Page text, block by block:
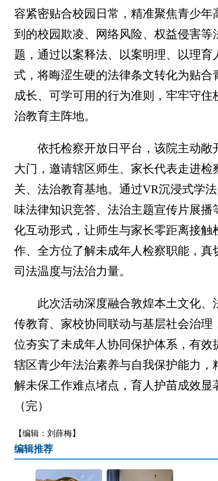
容紧密贴合校园日常，精准聚焦青少年
到的校园欺凌、网络风险、权益侵害等
题，通过以案释法、以案明理、以理育
式，将晦涩生硬的法律条文转化为贴合
成长、可学可用的行为准则，牢牢守住
治教育主阵地。
依托检察开放日平台，该院主动敞
大门，邀请辖区师生、家长代表走进检
关、法治教育基地。通过VR沉浸式学
味法律知识竞答、法治主题宣传片展播
化互动形式，让师生与家长零距离接触
作、全方位了解未成年人检察职能，真
司法温度与法治力量。
此次活动深度融合敦煌本土文化、
传教育、家校协同联动与基层社会治理
位夯实了未成年人协同保护体系，有效
辖区青少年法治素养与自我保护能力，
解未保工作难点堵点，育人护苗成效显
（完）
【编辑：刘薛梅】
编辑推荐